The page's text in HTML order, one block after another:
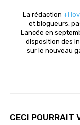
La rédaction +i
et blogueurs,
Lancée en
disposition des
sur le nouveau
CECI POURRAIT